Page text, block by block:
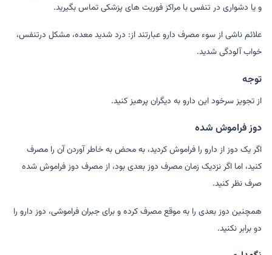
و یا دشواری در تنفس با مراکز فوریت های پزشکی تماس بگیرید.
علائم ناشی از سوء مصرف دارو عبارتند از: درد شدید معده، مشکل درتنفس،
خواب آلودگی شدید.
توجه
از تجویز سرخود این دارو به دیگران پرهیز کنید.
دوز فراموش شده
اگر یک دوز از دارو را فراموش کردید، به محض به خاطر آوردن آن را مصرف
کنید، اما اگر نزدیک زمان مصرف دوز بعدی بود، از مصرف دوز فراموش شده
صرف نظر کنید.
همچنین دوز بعدی را به موقع مصرف کرده و برای جبران فراموشی، دوز دارو را
دو برابر نکنید.